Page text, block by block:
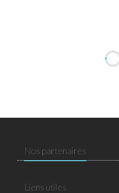
Nos partenaires
Liens utiles